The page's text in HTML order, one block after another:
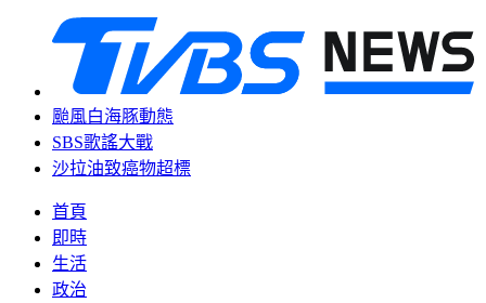
颱風白海豚動態
SBS歌謠大戰
沙拉油致癌物超標
首頁
即時
生活
政治